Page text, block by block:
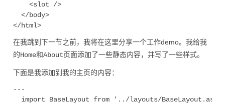
    <slot />
  </body>
在我跳到下一节之前，我将在这里分享一个工作demo。我给我
的Home和About页面添加了一些静态内容，并写了一些样式。
下面是我添加到我的主页的内容：
---
import BaseLayout from '../layouts/